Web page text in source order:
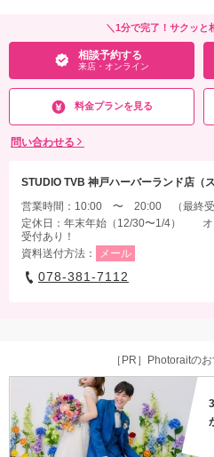
＼1分で完了！サクッと
相談予約する
来店・オンライン
料金プランを見る
問い合わせる
STUDIO TVB 神戸ハーバーランド店（
営業時間：10:00 〜 20:00 （最終受
定休日：年末年始（12/30〜1/4） オ
受付あり！
資料送付方法：
メール
078-381-7112
［PR］Photoraitの